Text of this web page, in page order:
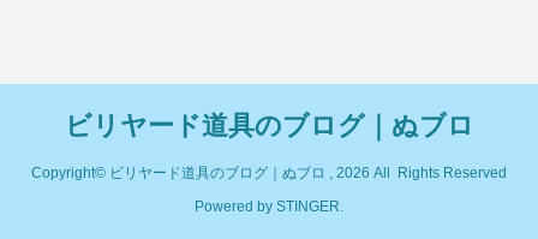
ビリヤード道具のブログ｜ぬブロ
Copyright© ビリヤード道具のブログ｜ぬブロ , 2026 All Rights Reserved
Powered by STINGER.